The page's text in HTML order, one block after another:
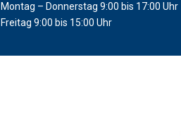
Montag – Donnerstag 9:00 bis 17:00 Uhr
Freitag 9:00 bis 15:00 Uhr